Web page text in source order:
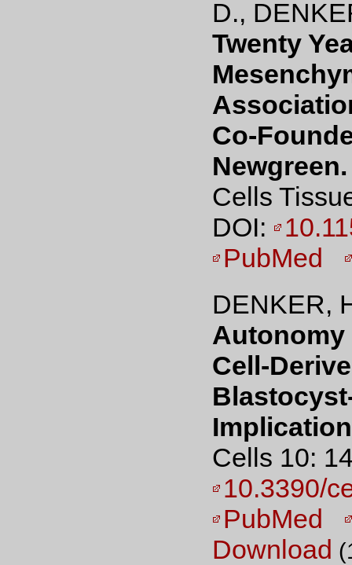
D.,
Twenty
Co-
Newgreen.
Cells
DOI:
PubMed
DENKER,
Autonomy
Cell-
Cells 10:
10.3390/
PubMed
Download